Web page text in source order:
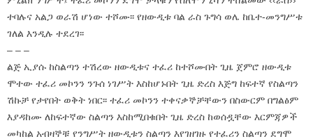
ተባሉና አልጋ ወራሽ ሆነው ተሾሙ፡፡ የዘውዲቱ ባል ራስ ጉግሳ ወሌ ከቤተ-መንግሥቱ
ገለል እንዲሉ ተደረገ፡፡
– – –
ልጅ ኢያሱ ከስልጣን ተሽረው ዘውዲቱና ተፈሪ ከተሾሙበት ጊዜ ጀምሮ ዘውዲቱ
ሞተው ተፈሪ መኮንን ንጉሰ ነገሥት እስከሆኑበት ጊዜ ድረስ እጅግ ከፍተኛ የስልጣን
ሽኩቻ የታየበት ወቅት ነበር፡፡ ተፈሪ መኮንን ተቀናቃኞቻቸውን በስውርም በግልፅም
እያዳከሙ ለከፍተኛው ስልጣን እስከሚበቁበት ጊዜ ድረስ ከወሰዷቸው እርምጃዎች
መካከል አብዛኞቹ የንግሥት ዘውዲቱን ስልጣን እየገዘገዙ የተፈሪን ስልጣን ደግሞ